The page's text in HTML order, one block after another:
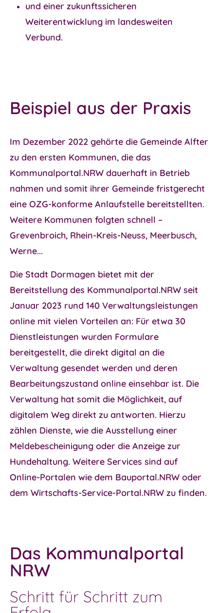
und einer zukunftssicheren
Weiterentwicklung im landesweiten
Verbund.
Beispiel aus der Praxis
Im Dezember 2022 gehörte die Gemeinde Alfter
zu den ersten Kommunen, die das
Kommunalportal.NRW dauerhaft in Betrieb
nahmen und somit ihrer Gemeinde fristgerecht
eine OZG-konforme Anlaufstelle bereitstellten.
Weitere Kommunen folgten schnell –
Grevenbroich, Rhein-Kreis-Neuss, Meerbusch,
Werne...
Die Stadt Dormagen bietet mit der
Bereitstellung des Kommunalportal.NRW seit
Januar 2023 rund 140 Verwaltungsleistungen
online mit vielen Vorteilen an: Für etwa 30
Dienstleistungen wurden Formulare
bereitgestellt, die direkt digital an die
Verwaltung gesendet werden und deren
Bearbeitungszustand online einsehbar ist. Die
Verwaltung hat somit die Möglichkeit, auf
digitalem Weg direkt zu antworten. Hierzu
zählen Dienste, wie die Ausstellung einer
Meldebescheinigung oder die Anzeige zur
Hundehaltung. Weitere Services sind auf
Online-Portalen wie dem Bauportal.NRW oder
dem Wirtschafts-Service-Portal.NRW zu finden.
Das Kommunal­portal
NRW
Schritt für Schritt zum